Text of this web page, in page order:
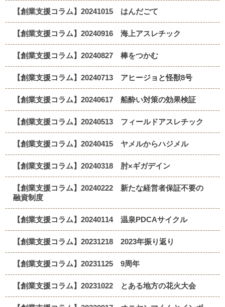
【創業支援コラム】20241015 はんだごて
【創業支援コラム】20240916 海上アスレチック
【創業支援コラム】20240827 棒をつかむ
【創業支援コラム】20240713 アヒージョと怪獣8号
【創業支援コラム】20240617 船酔い対策の効果検証
【創業支援コラム】20240513 フィールドアスレチック
【創業支援コラム】20240415 ヤメルからハジメル
【創業支援コラム】20240318 肘×ギガデイン
【創業支援コラム】20240222 新たな経営者保証不要の
融資制度
【創業支援コラム】20240114 温泉PDCAサイクル
【創業支援コラム】20231218 2023年振り返り
【創業支援コラム】20231125 9周年
【創業支援コラム】20231022 とある地方の花火大会